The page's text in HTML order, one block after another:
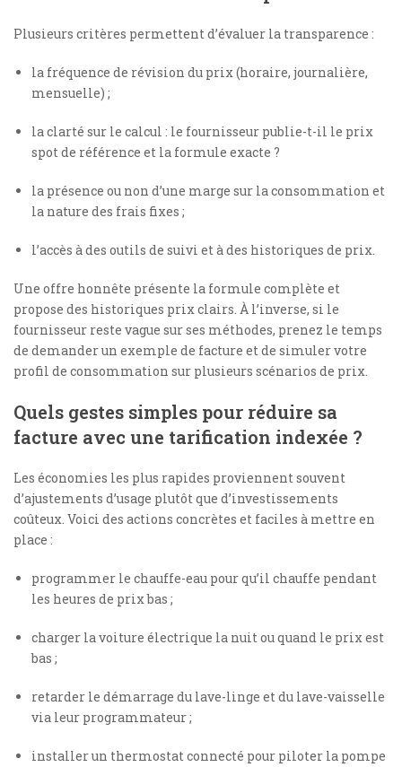
Plusieurs critères permettent d’évaluer la transparence :
la fréquence de révision du prix (horaire, journalière,
mensuelle) ;
la clarté sur le calcul : le fournisseur publie-t-il le prix
spot de référence et la formule exacte ?
la présence ou non d’une marge sur la consommation et
la nature des frais fixes ;
l’accès à des outils de suivi et à des historiques de prix.
Une offre honnête présente la formule complète et
propose des historiques prix clairs. À l’inverse, si le
fournisseur reste vague sur ses méthodes, prenez le temps
de demander un exemple de facture et de simuler votre
profil de consommation sur plusieurs scénarios de prix.
Quels gestes simples pour réduire sa
facture avec une tarification indexée ?
Les économies les plus rapides proviennent souvent
d’ajustements d’usage plutôt que d’investissements
coûteux. Voici des actions concrètes et faciles à mettre en
place :
programmer le chauffe-eau pour qu’il chauffe pendant
les heures de prix bas ;
charger la voiture électrique la nuit ou quand le prix est
bas ;
retarder le démarrage du lave-linge et du lave-vaisselle
via leur programmateur ;
installer un thermostat connecté pour piloter la pompe